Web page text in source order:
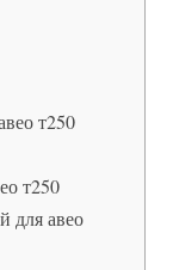
т250
т250
для авео